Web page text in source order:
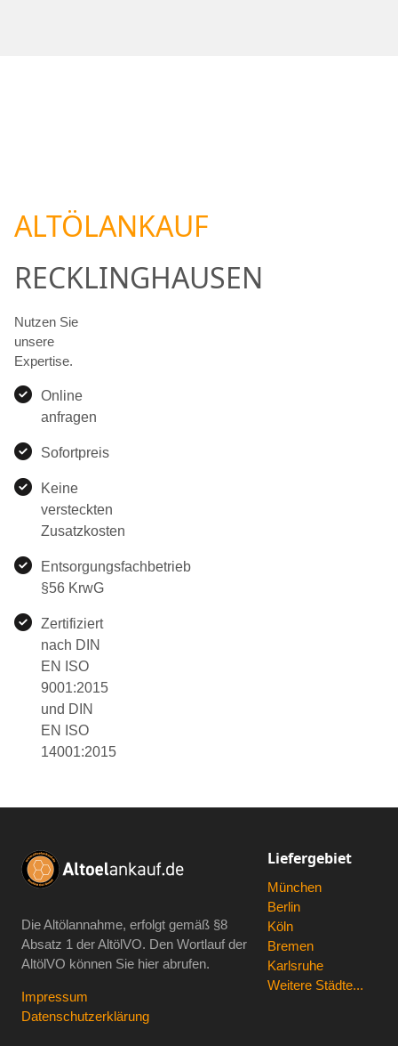
ALTÖLANKAUF
RECKLINGHAUSEN
Nutzen Sie
unsere
Expertise.
Online
anfragen
Sofortpreis
Keine
versteckten
Zusatzkosten
Entsorgungsfachbetrieb
§56 KrwG
Zertifiziert
nach DIN
EN ISO
9001:2015
und DIN
EN ISO
14001:2015
Die Altölannahme, erfolgt gemäß §8
Absatz 1 der AltölVO. Den Wortlauf der
AltölVO können Sie hier abrufen.
Impressum
Datenschutzerklärung
Liefergebiet
München
Berlin
Köln
Bremen
Karlsruhe
Weitere Städte...